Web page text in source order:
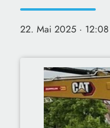
22. Mai 2025 ·